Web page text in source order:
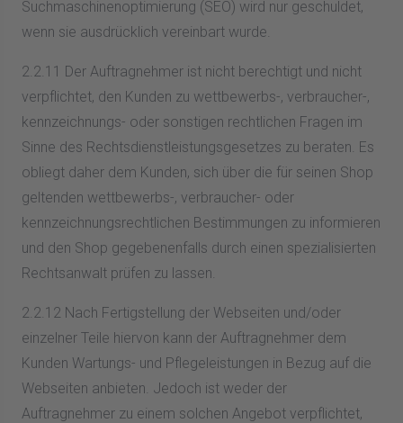
Suchmaschinenoptimierung (SEO) wird nur geschuldet,
wenn sie ausdrücklich vereinbart wurde.
2.2.11 Der Auftragnehmer ist nicht berechtigt und nicht
verpflichtet, den Kunden zu wettbewerbs-, verbraucher-,
kennzeichnungs- oder sonstigen rechtlichen Fragen im
Sinne des Rechtsdienstleistungsgesetzes zu beraten. Es
obliegt daher dem Kunden, sich über die für seinen Shop
geltenden wettbewerbs-, verbraucher- oder
kennzeichnungsrechtlichen Bestimmungen zu informieren
und den Shop gegebenenfalls durch einen spezialisierten
Rechtsanwalt prüfen zu lassen.
2.2.12 Nach Fertigstellung der Webseiten und/oder
einzelner Teile hiervon kann der Auftragnehmer dem
Kunden Wartungs- und Pflegeleistungen in Bezug auf die
Webseiten anbieten. Jedoch ist weder der
Auftragnehmer zu einem solchen Angebot verpflichtet,